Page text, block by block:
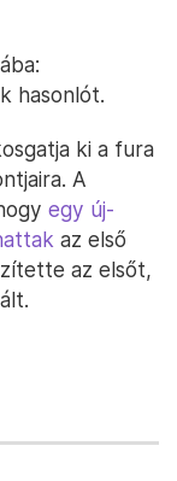
hasonlót.
ki a fura
A
egy új-
az első
az elsőt,